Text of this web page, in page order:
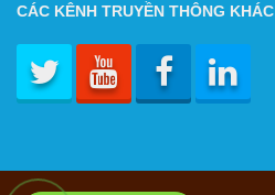
CÁC KÊNH TRUYỀN THÔNG KHÁC